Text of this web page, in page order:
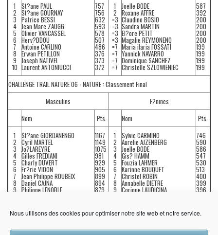
Nous utilisons des cookies pour optimiser notre site web et notre service.
1
2
3
4
5
6
7
8
9
10
St?ane PAUL
St?ane GOURNAY
Patrice BESSI
Jean Marc ZAUGG
Olivier VANCASSEL
Herv?DDOU
Antoine CARLINO
Erwan PETILLON
Joseph NATIVEL
Laurent ANTONIUCCI
757
756
632
593
578
507
486
376
373
372
1
2
=3
=3
=3
=3
=7
=7
=7
=7
Joelle BODE
Roxane AFFRE
Claudine BOSIO
Sandra MARTIN
El?ore PETIT
Magalie REYMONENQ
Maria ilaria FOSSATI
Yannick NAVARRO
Dominique SANCHEZ
Christelle SZLOWIENIEC
587
392
200
200
200
200
199
199
199
199
CHALLENGE TRAIL NATURE 06 - NATURE : Classement Final
Masculins
F?nines
Nom
Pts. Nom
Pts.
1
2
3
4
5
6
7
8
9
St?ane GIORDANENGO
Cyril MARTEL
Jo?LAREYRE
Gilles FREDIANI
Charly DUVERT
Fr?ric VIDON
Jean Philippe ROUBEIX
Daniel CAJNA
Philippe LENOBLE
1167
1149
1075
981
929
905
899
894
879
1
2
3
4
5
6
7
8
9
Sylvie CARMINO
Aurelie AJZENBERG
Joelle BODE
Gis? HAMM
Fouzia LAHMER
Karinne BOUQUET
Christel ROBIN
Annabelle DIETRE
Corinne LAUDICINA
746
590
586
547
530
513
400
399
396